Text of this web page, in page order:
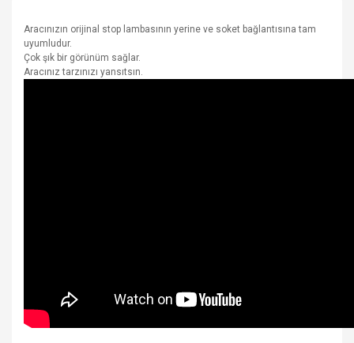
Aracınızın orijinal stop lambasının yerine ve soket bağlantısına tam
uyumludur.
Çok şık bir görünüm sağlar.
Aracınız tarzınızı yansıtsın.